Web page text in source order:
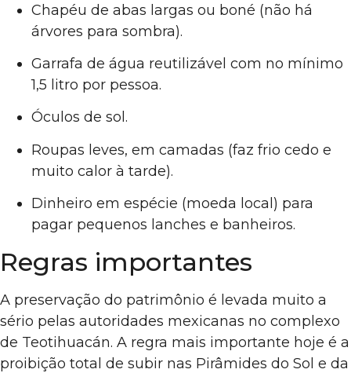
Chapéu de abas largas ou boné (não há
árvores para sombra).
Garrafa de água reutilizável com no mínimo
1,5 litro por pessoa.
Óculos de sol.
Roupas leves, em camadas (faz frio cedo e
muito calor à tarde).
Dinheiro em espécie (moeda local) para
pagar pequenos lanches e banheiros.
Regras importantes
A preservação do patrimônio é levada muito a
sério pelas autoridades mexicanas no complexo
de Teotihuacán. A regra mais importante hoje é a
proibição total de subir nas Pirâmides do Sol e da